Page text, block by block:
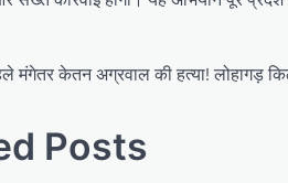
मंगेतर केतन अग्रवाल की हत्या! लोहागड़
Posts